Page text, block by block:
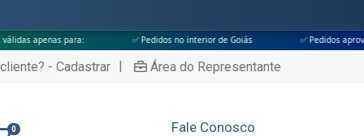
✅ Pedidos no interior de Goiás ✅ Pedidos aprovados até às 18h
- Cadastrar | Área do Representante
0 Fale Conosco